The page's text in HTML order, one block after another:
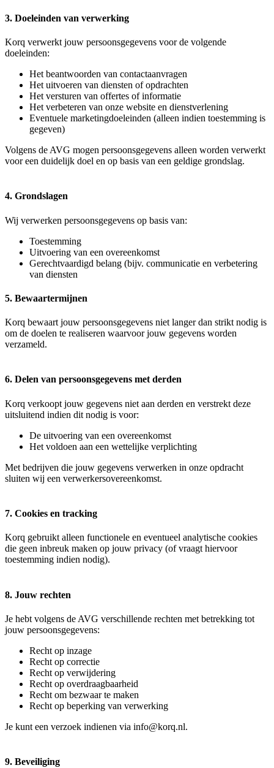
3. Doeleinden van verwerking
Korq verwerkt jouw persoonsgegevens voor de volgende
doeleinden:
Het beantwoorden van contactaanvragen
Het uitvoeren van diensten of opdrachten
Het versturen van offertes of informatie
Het verbeteren van onze website en dienstverlening
Eventuele marketingdoeleinden (alleen indien toestemming is
gegeven)
Volgens de AVG mogen persoonsgegevens alleen worden verwerkt
voor een duidelijk doel en op basis van een geldige grondslag.
4. Grondslagen
Wij verwerken persoonsgegevens op basis van:
Toestemming
Uitvoering van een overeenkomst
Gerechtvaardigd belang (bijv. communicatie en verbetering
van diensten
5. Bewaartermijnen
Korq bewaart jouw persoonsgegevens niet langer dan strikt nodig is
om de doelen te realiseren waarvoor jouw gegevens worden
verzameld.
6. Delen van persoonsgegevens met derden
Korq verkoopt jouw gegevens niet aan derden en verstrekt deze
uitsluitend indien dit nodig is voor:
De uitvoering van een overeenkomst
Het voldoen aan een wettelijke verplichting
Met bedrijven die jouw gegevens verwerken in onze opdracht
sluiten wij een verwerkersovereenkomst.
7. Cookies en tracking
Korq gebruikt alleen functionele en eventueel analytische cookies
die geen inbreuk maken op jouw privacy (of vraagt hiervoor
toestemming indien nodig).
8. Jouw rechten
Je hebt volgens de AVG verschillende rechten met betrekking tot
jouw persoonsgegevens:
Recht op inzage
Recht op correctie
Recht op verwijdering
Recht op overdraagbaarheid
Recht om bezwaar te maken
Recht op beperking van verwerking
Je kunt een verzoek indienen via info@korq.nl.
9. Beveiliging